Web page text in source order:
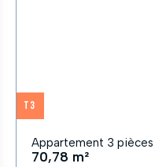
T3
Appartement 3 pièces
70,78 m²